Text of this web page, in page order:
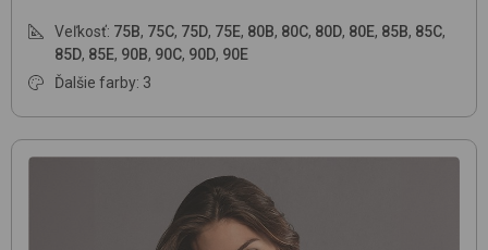
Veľkosť: 75B, 75C, 75D, 75E, 80B, 80C, 80D, 80E, 85B, 85C,
85D, 85E, 90B, 90C, 90D, 90E
Ďalšie farby: 3